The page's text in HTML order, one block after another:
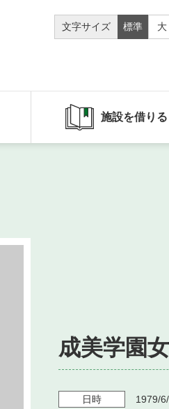
文字サイズ 標準 大
施設を借りる
成美学園
日時 1979/